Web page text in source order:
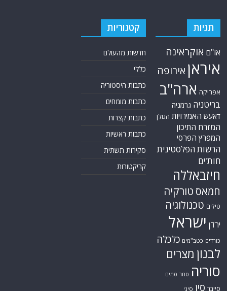
תגיות
או"ם אוקראינה
איראן אירופה
אפריקה ארה"ב
בריטניה גרמניה
דאעש האמירויות הגולן
המזרח התיכון
המפרץ הפרסי
הרשות הפלסטינית
חות'ים
חיזבאללה
חמאס טורקיה
טילים טכנולוגיה
ירדן ישראל
כורדים כטב"מים כלכלה
לבנון מצרים
סוריה סחר סמים
סייבר סין סיני
קטגוריות
חדשות מהעולם
כללי
כתבות היסטוריה
כתבות מומחים
כתבות קצרות
כתבות ראשיות
סקירות תשתית
קריקטורות